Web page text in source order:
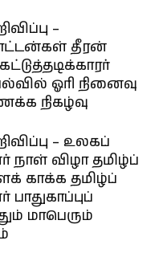
–
தீரன்
ஓரி நினைவு
நிகழ்வு
– உலகப்
நாள் விழா தமிழ்ப்
காக்க தமிழ்ப்
பாதுகாப்புப்
மாபெரும்